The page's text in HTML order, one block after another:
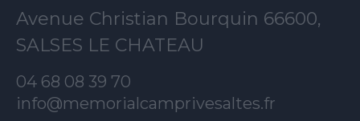
Avenue Christian Bourquin 66600,
SALSES LE CHATEAU
04 68 08 39 70
info@memorialcamprivesaltes.fr